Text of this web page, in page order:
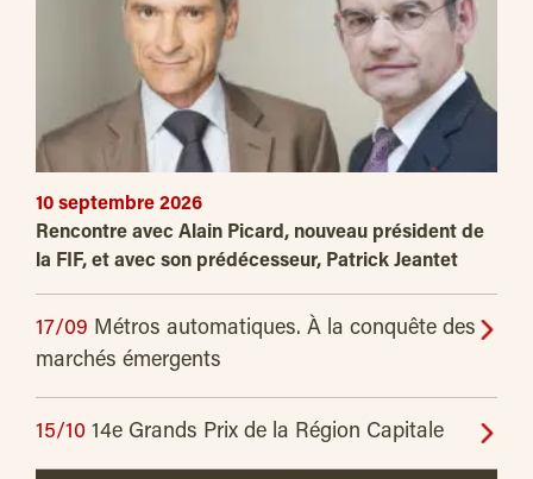
10 septembre 2026
Rencontre avec Alain Picard, nouveau président de
la FIF, et avec son prédécesseur, Patrick Jeantet
17/09 Métros automatiques. À la conquête des
marchés émergents
15/10 14e Grands Prix de la Région Capitale